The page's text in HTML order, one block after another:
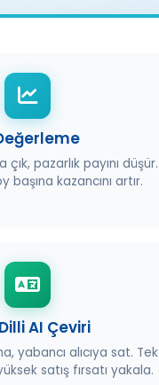
pazarlık payını düşür.
başına kazancını artır.
AI Çeviri
yabancı alıcıya sat. Tek
satış fırsatı yakala.